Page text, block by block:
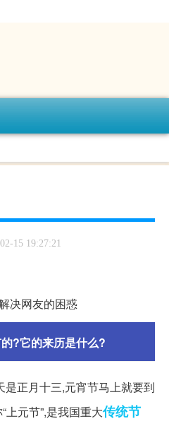
15 19:27:21
决网友的困惑
?它的来历是什么?
正月十三,元宵节马上就要到
上元节”,是我国重大传统节